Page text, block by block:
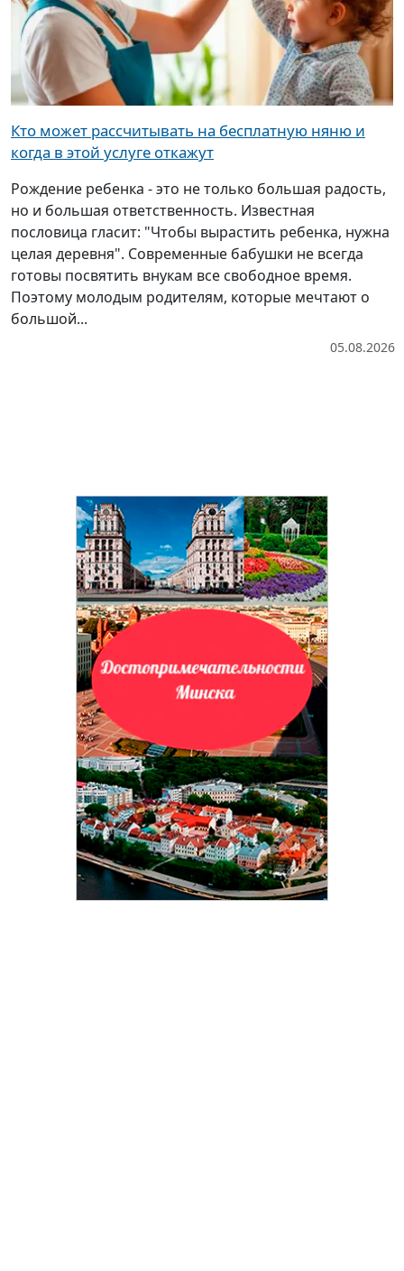
Кто может рассчитывать на бесплатную няню и
когда в этой услуге откажут
Рождение ребенка - это не только большая радость,
но и большая ответственность. Известная
пословица гласит: "Чтобы вырастить ребенка, нужна
целая деревня". Современные бабушки не всегда
готовы посвятить внукам все свободное время.
Поэтому молодым родителям, которые мечтают о
большой...
05.08.2026